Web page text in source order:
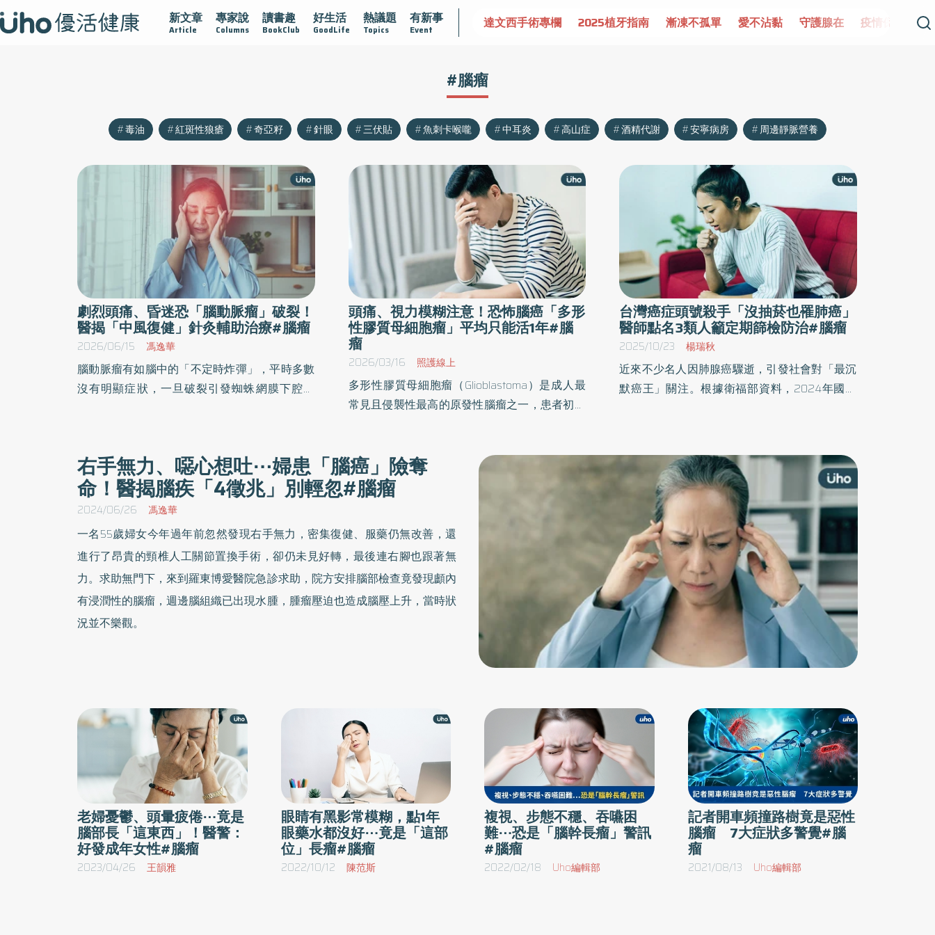
新文章
Article
專家說
Columns
讀書趣
BookClub
好生活
GoodLife
熱議題
Topics
有新事
Event
黏 守護腺在 疫情保衛戰 再生醫學 愛的未來視 認識攝護腺肥大 守護骨骼健康 達文西手術專欄 2025植牙指南 漸凍不孤單 愛不沾黏 守護腺在 疫情保衛戰
#腦瘤
毒油 紅斑性狼瘡 奇亞籽 針眼 三伏貼 魚刺卡喉嚨 中耳炎 高山症 酒精代謝 安寧病房 周邊靜脈營養
劇烈頭痛、昏迷恐「腦動脈瘤」破裂！
醫揭「中風復健」針灸輔助治療#腦瘤
2026/06/15 馮逸華
腦動脈瘤有如腦中的「不定時炸彈」，平時多數
沒有明顯症狀，一旦破裂引發蜘蛛網膜下腔出
灸早期介入，透過促進神經修復與功能恢復，協
助患者中風後加速復健。
頭痛、視力模糊注意！恐怖腦癌「多形
性膠質母細胞瘤」平均只能活1年#腦
瘤
2026/03/16 照護線上
多形性膠質母細胞瘤（Glioblastoma）是成人最
常見且侵襲性最高的原發性腦瘤之一，患者初期
與其他腦部疾病混淆，及早辨識與正確診斷格外
重要。《優活健康網》特摘此篇由醫師白映俞分
享多形性膠質母細胞瘤的症狀、原因、診斷與治
台灣癌症頭號殺手「沒抽菸也罹肺癌」
醫師點名3類人籲定期篩檢防治#腦瘤
2025/10/23 楊瑞秋
近來不少名人因肺腺癌驟逝，引發社會對「最沉
默癌王」關注。根據衛福部資料，2024年國人
幾乎沒有症狀，等出現頭暈、咳嗽或神經異常
時，往往已屬晚期。
右手無力、噁心想吐⋯婦患「腦癌」險奪
命！醫揭腦疾「4徵兆」別輕忽#腦瘤
2024/06/26 馮逸華
一名55歲婦女今年過年前忽然發現右手無力，密集復健、服藥仍無改善，還
進行了昂貴的頸椎人工關節置換手術，卻仍未見好轉，最後連右腳也跟著無
力。求助無門下，來到羅東博愛醫院急診求助，院方安排腦部檢查竟發現顱內
有浸潤性的腦瘤，週邊腦組織已出現水腫，腫瘤壓迫也造成腦壓上升，當時狀
況並不樂觀。
老婦憂鬱、頭暈疲倦⋯竟是
腦部長「這東西」！醫警：
好發成年女性#腦瘤
2023/04/26 王韻雅
眼睛有黑影常模糊，點1年
眼藥水都沒好⋯竟是「這部
位」長瘤#腦瘤
2022/10/12 陳范斯
複視、步態不穩、吞嚥困
難⋯恐是「腦幹長瘤」警訊
#腦瘤
2022/02/18 Uho編輯部
記者開車頻撞路樹竟是惡性
腦瘤 7大症狀多警覺#腦
瘤
2021/08/13 Uho編輯部